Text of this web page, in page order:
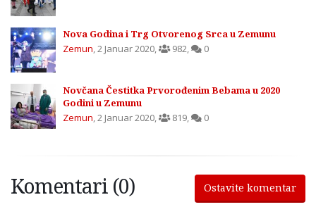
Nova Godina i Trg Otvorenog Srca u Zemunu
Zemun,2 Januar 2020, 982, 0
Novčana Čestitka Prvorođenim Bebama u 2020
Godini u Zemunu
Zemun,2 Januar 2020, 819, 0
Komentari (0) Ostavite komentar